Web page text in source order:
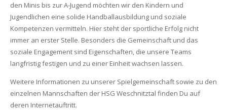
den Minis bis zur A-Jugend möchten wir den Kindern und
Jugendlichen eine solide Handballausbildung und soziale
Kompetenzen vermitteln. Hier steht der sportliche Erfolg nicht
immer an erster Stelle. Besonders die Gemeinschaft und das
soziale Engagement sind Eigenschaften, die unsere Teams
langfristig festigen und zu einer Einheit wachsen lassen.
Weitere Informationen zu unserer Spielgemeinschaft sowie zu den
einzelnen Mannschaften der HSG Weschnitztal finden Du auf
deren Internetauftritt.